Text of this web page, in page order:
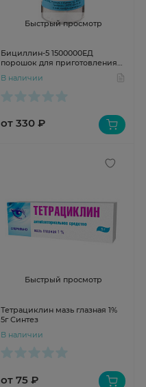
Быстрый просмотр
Бициллин-5 1500000ЕД
порошок для приготовления
внутримышечного введения
В наличии
от 330 ₽
Быстрый просмотр
Тетрациклин мазь глазная 1%
5г Синтез
В наличии
от 75 ₽